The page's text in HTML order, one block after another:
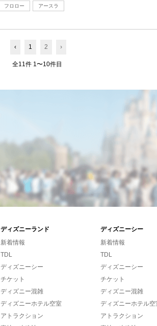
フロロー アースラ
‹ 1 2 ›
全11件 1〜10件目
ディズニーランド ディズニーシー
新着情報
TDL
ディズニーシー
チケット
ディズニー混雑
ディズニーホテル空室
アトラクション
新着情報
TDL
ディズニーシー
チケット
ディズニー混雑
ディズニーホテル空
アトラクション